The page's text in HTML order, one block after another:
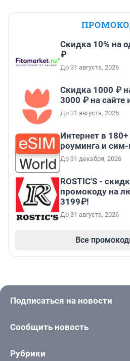
Скидка 10% на
₽
До 31 августа, 2026
Скидка 1000 ₽
3000 ₽ на сайте
До 31 августа, 2026
Интернет в
роуминга и сим-
До 31 декабря, 2026
ROSTIC'S -
промокоду на
3199₽!
До 31 августа, 2026
Все
Подписаться на новости
Сообщить новость
Рубрики